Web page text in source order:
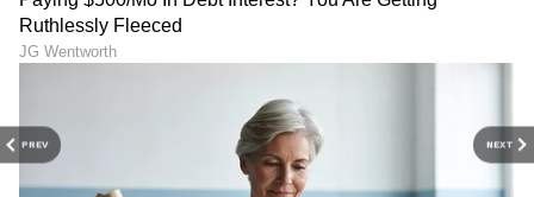
PREV NEXT